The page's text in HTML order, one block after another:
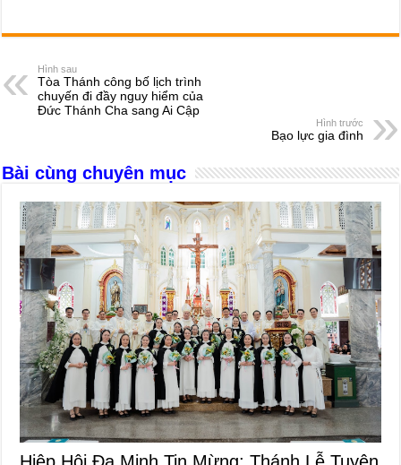
c
e
b
o
k
ss
n
g
at
A
p
e
d
s
er ail ar
Hình sau
Tòa Thánh công bố lịch trình
chuyến đi đầy nguy hiểm của
Đức Thánh Cha sang Ai Cập
Hình trước
Bạo lực gia đình
Bài cùng chuyên mục